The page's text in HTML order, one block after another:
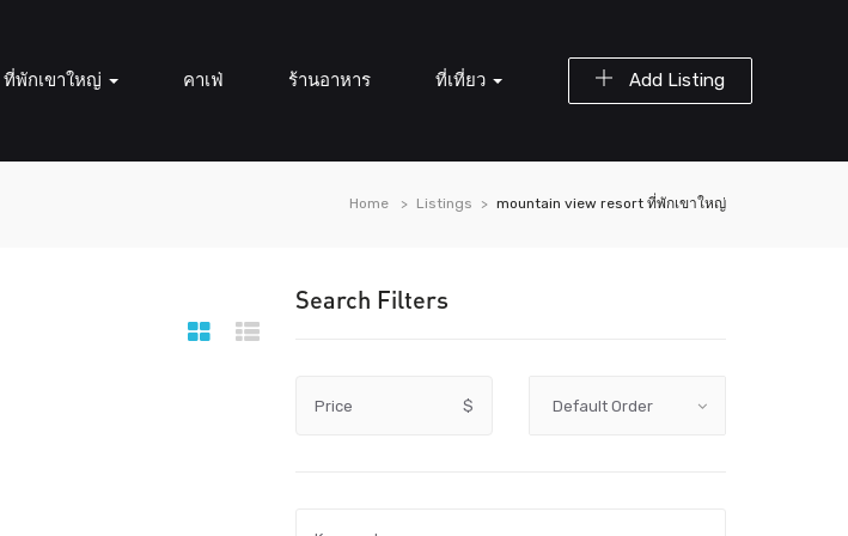
Add Listing
ที่พักเขาใหญ่ คาเฟ่ ร้านอาหาร ที่เที่ยว
Home Listings mountain view resort ที่พักเขาใหญ่
Search Filters
Price $